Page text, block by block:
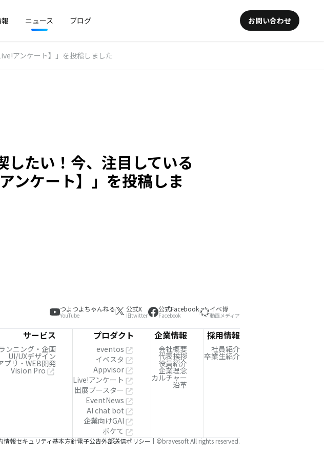
ニュース ブログ お問い合わせ
アンケート】」を投稿しました
したい！今、注目している
ンケート】」を投稿しま
つよつよちゃんねる
YouTube
公式X
旧twitter
公式Facebook
Facebook
イベ博
動画メディア
サービス
ンニング・企画
UI/UXデザイン
プリ・WEB開発
Vision Pro
プロダクト
eventos
イベスタ
Appvisor
Live!アンケート
出展ブースター
EventNews
AI chat bot
企業向けGAI
ボケて
企業情報
会社概要
代表挨拶
役員紹介
企業理念
カルチャー
沿革
採用情報
社員紹介
卒業生紹介
情報セキュリティ基本方針電子公告外部送信ポリシー ©bravesoft All rights reserved.